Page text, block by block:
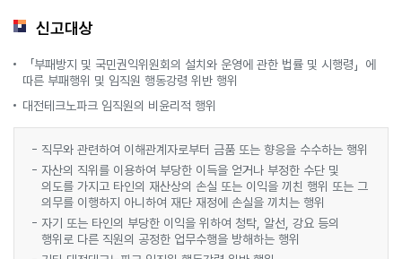
신고대상
「부패방지 및 국민권익위원회의 설치와 운영에 관한 법률 및 시행령」에
따른 부패행위 및 임직원 행동강령 위반 행위
대전테크노파크 임직원의 비윤리적 행위
직무와 관련하여 이해관계자로부터 금품 또는 향응을 수수하는 행위
자산의 직위를 이용하여 부당한 이득을 얻거나 부정한 수단 및
의도를 가지고 타인의 재산상의 손실 또는 이익을 끼친 행위 또는 그
의무를 이행하지 아니하여 재단 재정에 손실을 끼치는 행위
자기 또는 타인의 부당한 이익을 위하여 청탁, 알선, 강요 등의
행위로 다른 직원의 공정한 업무수행을 방해하는 행위